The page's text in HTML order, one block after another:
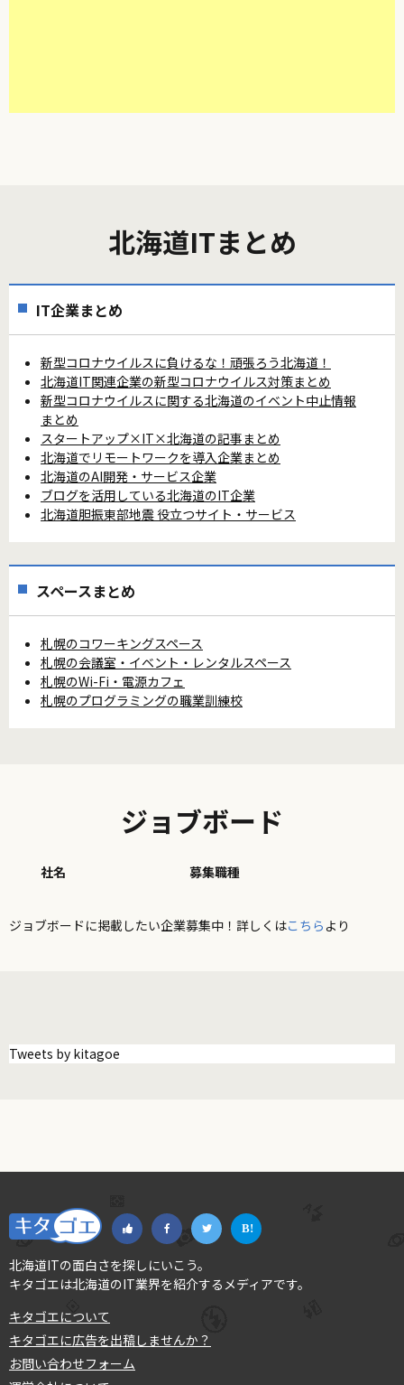
北海道ITまとめ
IT企業まとめ
新型コロナウイルスに負けるな！頑張ろう北海道！
北海道IT関連企業の新型コロナウイルス対策まとめ
新型コロナウイルスに関する北海道のイベント中止情報
まとめ
スタートアップ×IT×北海道の記事まとめ
北海道でリモートワークを導入企業まとめ
北海道のAI開発・サービス企業
ブログを活用している北海道のIT企業
北海道胆振東部地震 役立つサイト・サービス
スペースまとめ
札幌のコワーキングスペース
札幌の会議室・イベント・レンタルスペース
札幌のWi-Fi・電源カフェ
札幌のプログラミングの職業訓練校
ジョブボード
社名 募集職種
ジョブボードに掲載したい企業募集中！詳しくはこちら より
Tweets by kitagoe
北海道ITの面白さを探しにいこう。
キタゴエは北海道のIT業界を紹介するメディアです。
キタゴエについて
キタゴエに広告を出稿しませんか？
お問い合わせフォーム